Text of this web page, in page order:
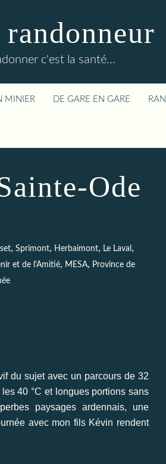
c'est la santé...
MINIER DE GARE EN GARE
Ode
, Sprimont, Herbaimont, Le Laval ,
et de l'Amitié, MESA, Province de
du sujet avec un parcours de 32
40 °C et longues portions sans
paysages ardennais, une
avec mon fils Kévin rendent